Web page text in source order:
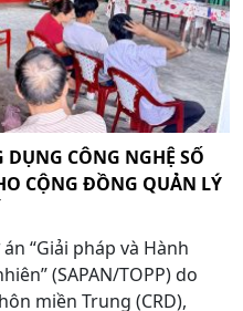
CÔNG NGHỆ SỐ
CỘNG ĐỒNG QUẢN LÝ
“Giải pháp và Hành
(SAPAN/TOPP) do
miền Trung (CRD),